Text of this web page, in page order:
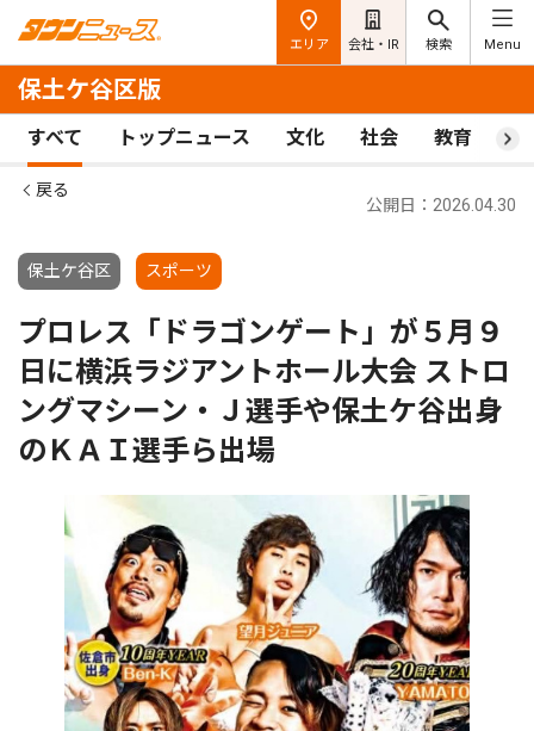
エリア 会社・IR 検索 Menu
保土ケ谷区版
すべて トップニュース 文化 社会 教育 ス
戻る
保土ケ谷区 スポーツ
公開日：2026.04.30
プロレス「ドラゴンゲート」が５月９
日に横浜ラジアントホール大会 ストロ
ングマシーン・Ｊ選手や保土ケ谷出身
のＫＡＩ選手ら出場